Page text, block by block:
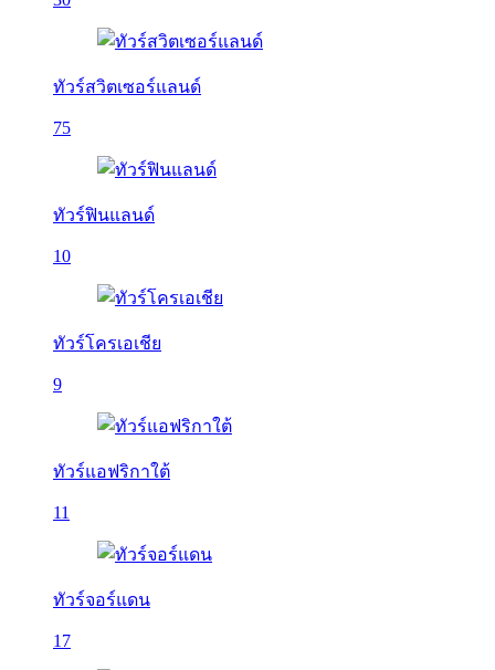
ทัวร์สวิตเซอร์แลนด์
75
ทัวร์ฟินแลนด์
10
ทัวร์โครเอเชีย
9
ทัวร์แอฟริกาใต้
11
ทัวร์จอร์แดน
17